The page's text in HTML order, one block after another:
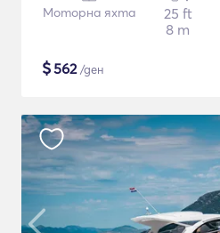
Моторна яхта
25 ft
8 m
$562/ден